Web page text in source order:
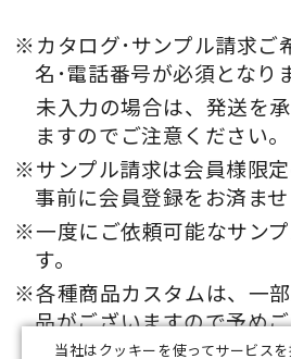
※カタログ･サンプル請求ご
名･電話番号が必須となり
未入力の場合は、発送を
ますのでご注意ください。
※サンプル請求は会員様限定
事前に会員登録をお済ませ
※一度にご依頼可能なサン
す。
※各種商品カスタムは、一
品がございますので予め
当社はクッキーを使ってサービス